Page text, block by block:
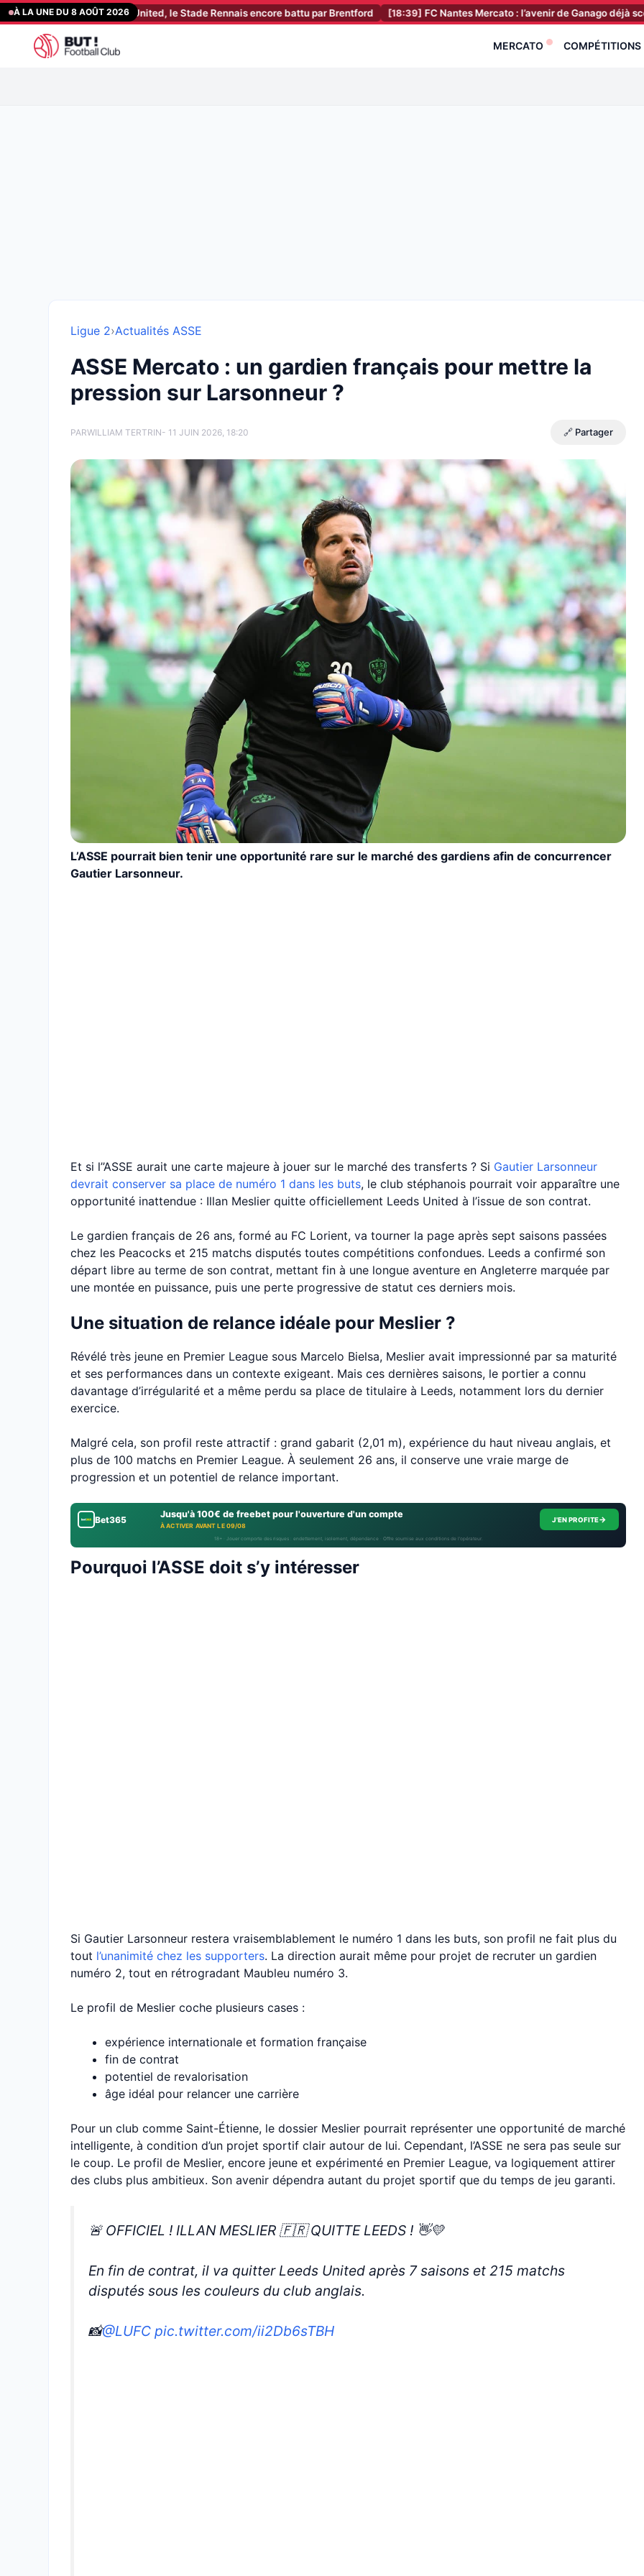
Aller
au
contenu
À LA UNE DU 8 AOÛT 2026
par Manchester United, le Stade Rennais encore battu par Brentford [18:39] FC Nantes Mercato : l’avenir de Ganago déjà scellé ?
MERCATO COMPÉTITIONS
Ligue 2›Actualités ASSE
ASSE Mercato : un gardien français pour mettre la
pression sur Larsonneur ?
PARWILLIAM TERTRIN- 11 JUIN 2026, 18:20 🔗 Partager
L’ASSE pourrait bien tenir une opportunité rare sur le marché des gardiens afin de concurrencer
Gautier Larsonneur.
Et si l’’ASSE aurait une carte majeure à jouer sur le marché des transferts ? Si Gautier Larsonneur
devrait conserver sa place de numéro 1 dans les buts, le club stéphanois pourrait voir apparaître une
opportunité inattendue : Illan Meslier quitte officiellement Leeds United à l’issue de son contrat.
Le gardien français de 26 ans, formé au FC Lorient, va tourner la page après sept saisons passées
chez les Peacocks et 215 matchs disputés toutes compétitions confondues. Leeds a confirmé son
départ libre au terme de son contrat, mettant fin à une longue aventure en Angleterre marquée par
une montée en puissance, puis une perte progressive de statut ces derniers mois.
Une situation de relance idéale pour Meslier ?
Révélé très jeune en Premier League sous Marcelo Bielsa, Meslier avait impressionné par sa maturité
et ses performances dans un contexte exigeant. Mais ces dernières saisons, le portier a connu
davantage d’irrégularité et a même perdu sa place de titulaire à Leeds, notamment lors du dernier
exercice.
Malgré cela, son profil reste attractif : grand gabarit (2,01 m), expérience du haut niveau anglais, et
plus de 100 matchs en Premier League. À seulement 26 ans, il conserve une vraie marge de
progression et un potentiel de relance important.
Bet365 Jusqu'à 100€ de freebet pour l'ouverture d'un compte
À ACTIVER AVANT LE 09/08
J'EN PROFITE→
18+ · Jouer comporte des risques : endettement, isolement, dépendance · Offre soumise aux conditions de l’opérateur.
Pourquoi l’ASSE doit s’y intéresser
Si Gautier Larsonneur restera vraisemblablement le numéro 1 dans les buts, son profil ne fait plus du
tout l’unanimité chez les supporters. La direction aurait même pour projet de recruter un gardien
numéro 2, tout en rétrogradant Maubleu numéro 3.
Le profil de Meslier coche plusieurs cases :
expérience internationale et formation française
fin de contrat
potentiel de revalorisation
âge idéal pour relancer une carrière
Pour un club comme Saint-Étienne, le dossier Meslier pourrait représenter une opportunité de marché
intelligente, à condition d’un projet sportif clair autour de lui. Cependant, l’ASSE ne sera pas seule sur
le coup. Le profil de Meslier, encore jeune et expérimenté en Premier League, va logiquement attirer
des clubs plus ambitieux. Son avenir dépendra autant du projet sportif que du temps de jeu garanti.
🚨 OFFICIEL ! ILLAN MESLIER 🇫🇷 QUITTE LEEDS ! 👋💛
En fin de contrat, il va quitter Leeds United après 7 saisons et 215 matchs
disputés sous les couleurs du club anglais.
📸@LUFC pic.twitter.com/ii2Db6sTBH